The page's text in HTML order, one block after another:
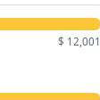
$ 12,001